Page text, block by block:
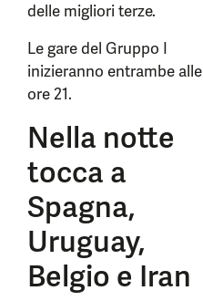
delle migliori terze.
Le gare del Gruppo I
inizieranno entrambe alle
ore 21.
Nella notte
tocca a
Spagna,
Uruguay,
Belgio e Iran